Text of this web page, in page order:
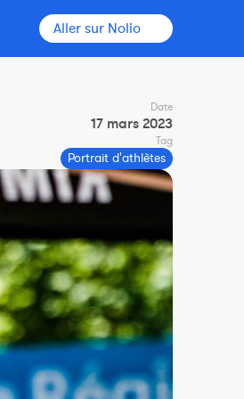
Aller sur Nolio
Date
17 mars 2023
Tag
Portrait d'athlètes